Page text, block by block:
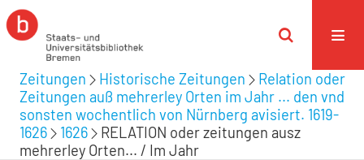
Zeitungen Historische Zeitungen
Relation oder
Zeitungen auß mehrerley Orten im Jahr ... den vnd
sonsten wochentlich von Nürnberg avisiert. 1619-
1626
1626
RELATION oder zeitungen ausz
mehrerley Orten... / Im Jahr